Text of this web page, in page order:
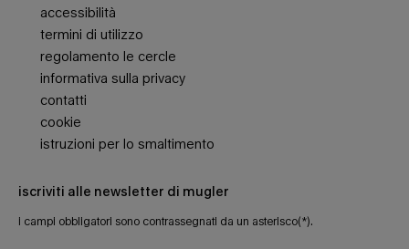
accessibilità
termini di utilizzo
regolamento le cercle
informativa sulla privacy
contatti
cookie
istruzioni per lo smaltimento
iscriviti alle newsletter di mugler
i campi obbligatori sono contrassegnati da un asterisco(*).